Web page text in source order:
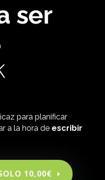
ser
para planificar
a la hora deescribir
10,00€